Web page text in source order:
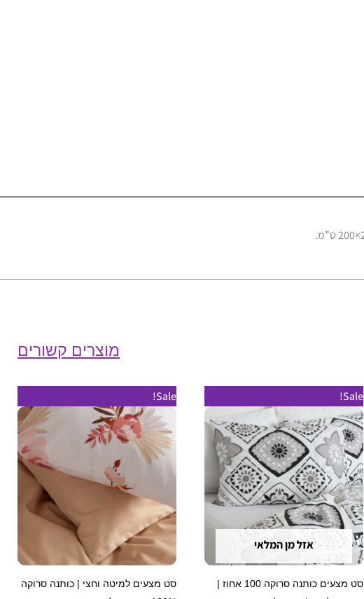
מוצרים קשורים
Sale!
אזל מן המלאי
סט מצעים כותנה סרוקה 100 אחוז |
מחירים:
עד
⁦₪ 310⁩
יש
מספר
סוגים.
ניתן
האפשרויות
בעמוד
Sale!
סט מצעים למיטה וחצי | כותנה סרוקה
מספר
סוגים.
ניתן
לבחור
את
האפשרויות
בעמוד